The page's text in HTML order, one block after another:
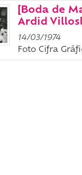
[Boda de
Ardid
14/03/1974
Foto Cifra